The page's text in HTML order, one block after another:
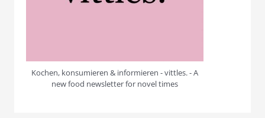
Kochen, konsumieren & informieren - vittles. - A
new food newsletter for novel times